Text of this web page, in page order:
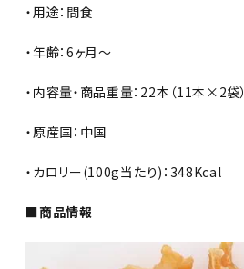
・用途：間食
・年齢：6ヶ月～
・内容量・商品重量：22本（11本×2袋）
・原産国：中国
・カロリー(100g当たり)：348Kcal
■商品情報